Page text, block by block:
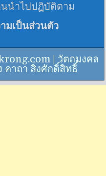
นนำไปปฏิบัติตาม
มเป็นส่วนตัว
| วัตถุมงคล
คาถา สิ่งศักดิ์สิทธิ์